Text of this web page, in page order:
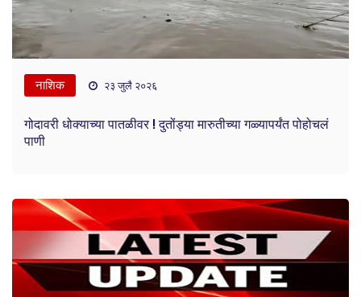
नाशिक २३ जुलै २०२६
गोदावरी धोक्याच्या पातळीवर ! दुतोंड्या मारुतीच्या गळ्यापर्यंत पोहोचलं
पाणी